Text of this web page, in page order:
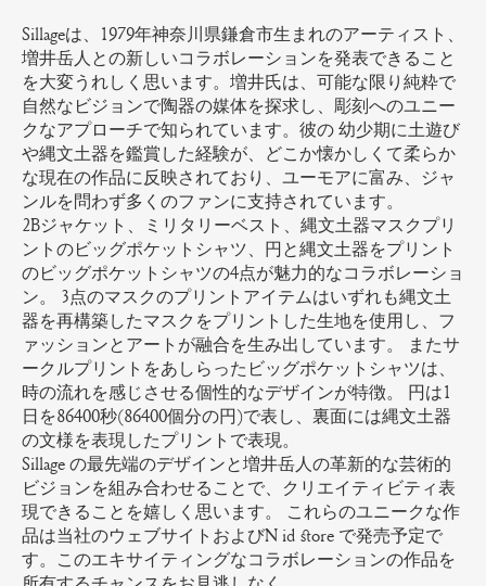
Sillageは、1979年神奈川県鎌倉市生まれのアーティスト、
増井岳人との新しいコラボレーションを発表できること
を大変うれしく思います。増井氏は、可能な限り純粋で
自然なビジョンで陶器の媒体を探求し、彫刻へのユニー
クなアプローチで知られています。彼の 幼少期に土遊び
や縄文土器を鑑賞した経験が、どこか懐かしくて柔らか
な現在の作品に反映されており、ユーモアに富み、ジャ
ンルを問わず多くのファンに支持されています。
2Bジャケット、ミリタリーベスト、縄文土器マスクプリ
ントのビッグポケットシャツ、円と縄文土器をプリント
のビッグポケットシャツの4点が魅力的なコラボレーショ
ン。 3点のマスクのプリントアイテムはいずれも縄文土
器を再構築したマスクをプリントした生地を使用し、フ
ァッションとアートが融合を生み出しています。 またサ
ークルプリントをあしらったビッグポケットシャツは、
時の流れを感じさせる個性的なデザインが特徴。 円は1
日を86400秒(86400個分の円)で表し、裏面には縄文土器
の文様を表現したプリントで表現。
Sillage の最先端のデザインと増井岳人の革新的な芸術的
ビジョンを組み合わせることで、クリエイティビティ表
現できることを嬉しく思います。 これらのユニークな作
品は当社のウェブサイトおよびN id store で発売予定で
す。このエキサイティングなコラボレーションの作品を